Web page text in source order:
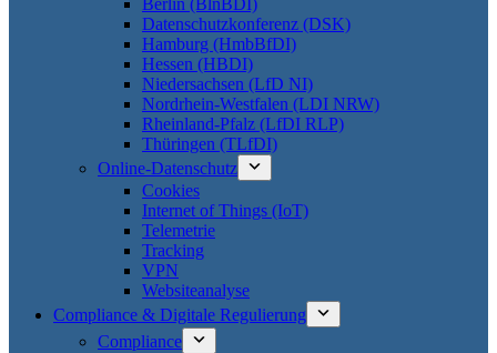
Berlin (BlnBDI)
Datenschutzkonferenz (DSK)
Hamburg (HmbBfDI)
Hessen (HBDI)
Niedersachsen (LfD NI)
Nordrhein-Westfalen (LDI NRW)
Rheinland-Pfalz (LfDI RLP)
Thüringen (TLfDI)
Online-Datenschutz
Cookies
Internet of Things (IoT)
Telemetrie
Tracking
VPN
Websiteanalyse
Compliance & Digitale Regulierung
Compliance